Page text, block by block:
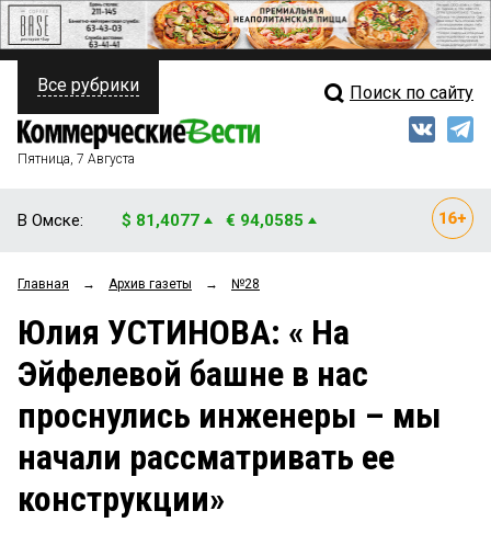
ПОЛИТИКА
ФИНАНСЫ
ОБЩЕСТВО
ЗАКОН
НОВОСТИ КОМПАНИЙ
СТИЛЬ ЖИЗНИ
Свежий выпуск
Рейтинги
Блоги
Архив
Все рубрики Поиск по сайту
Пятница, 7 Августа
В Омске: $ 81,4077 € 94,0585
Главная → Архив газеты → №28
Юлия УСТИНОВА: « На
Эйфелевой башне в нас
проснулись инженеры – мы
начали рассматривать ее
конструкции»